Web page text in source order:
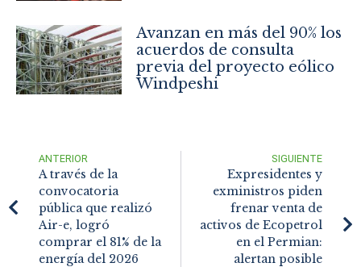
Avanzan en más del 90% los
acuerdos de consulta
previa del proyecto eólico
Windpeshi
ANTERIOR
A través de la
convocatoria
pública que realizó
Air-e, logró
comprar el 81% de la
energía del 2026
SIGUIENTE
Expresidentes y
exministros piden
frenar venta de
activos de Ecopetrol
en el Permian:
alertan posible